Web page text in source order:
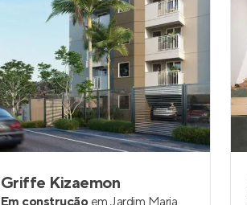
Griffe Kizaemon
Em construção em Jardim Maria